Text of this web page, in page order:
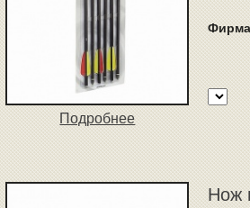
Подробнее
Нож